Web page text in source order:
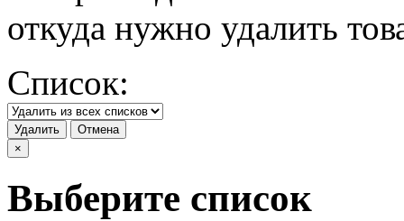
откуда нужно удалить
Список:
Удалить
Отмена
×
Выберите список